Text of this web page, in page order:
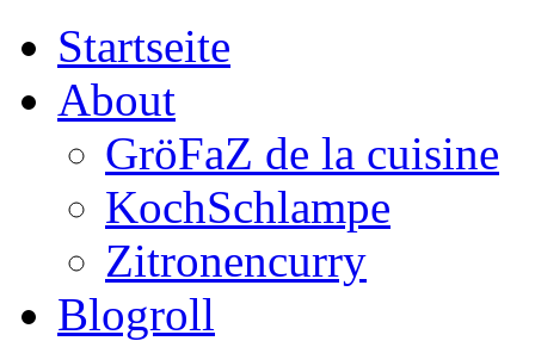
Startseite
About
GröFaZ de la cuisine
KochSchlampe
Zitronencurry
Blogroll